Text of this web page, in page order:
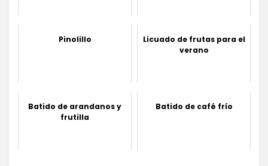
Pinolillo
Licuado de frutas para el
verano
Batido de arandanos y
frutilla
Batido de café frío